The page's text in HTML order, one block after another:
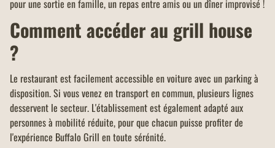
pour une sortie en famille, un repas entre amis ou un dîner improvisé !
Comment accéder au grill house
?
Le restaurant est facilement accessible en voiture avec un parking à
disposition. Si vous venez en transport en commun, plusieurs lignes
desservent le secteur. L'établissement est également adapté aux
personnes à mobilité réduite, pour que chacun puisse profiter de
l'expérience Buffalo Grill en toute sérénité.